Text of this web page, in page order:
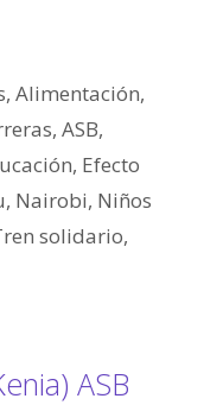
,Alimentación,
, ASB,
, Efecto
, Nairobi, Niños
solidario,
ASB